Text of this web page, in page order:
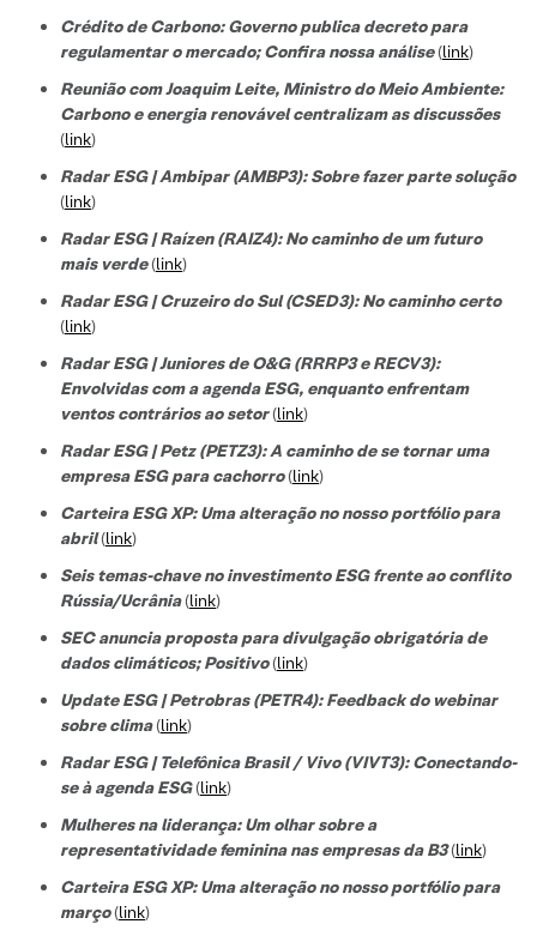
Crédito de Carbono: Governo publica decreto para
regulamentar o mercado; Confira nossa análise(link)
Reunião com Joaquim Leite, Ministro do Meio Ambiente:
Carbono e energia renovável centralizam as discussões
(link)
Radar ESG | Ambipar (AMBP3): Sobre fazer parte solução
(link)
Radar ESG | Raízen (RAIZ4): No caminho de um futuro
mais verde(link)
Radar ESG | Cruzeiro do Sul (CSED3): No caminho certo
(link)
Radar ESG | Juniores de O&G (RRRP3 e RECV3):
Envolvidas com a agenda ESG, enquanto enfrentam
ventos contrários ao setor(link)
Radar ESG | Petz (PETZ3): A caminho de se tornar uma
empresa ESG para cachorro(link)
Carteira ESG XP: Uma alteração no nosso portfólio para
abril(link)
Seis temas-chave no investimento ESG frente ao conflito
Rússia/Ucrânia(link)
SEC anuncia proposta para divulgação obrigatória de
dados climáticos; Positivo(link)
Update ESG | Petrobras (PETR4): Feedback do webinar
sobre clima(link)
Radar ESG | Telefônica Brasil / Vivo (VIVT3): Conectando-
se à agenda ESG(link)
Mulheres na liderança: Um olhar sobre a
representatividade feminina nas empresas da B3(link)
Carteira ESG XP: Uma alteração no nosso portfólio para
março(link)